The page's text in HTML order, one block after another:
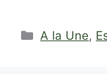
Catégories
A la Une,